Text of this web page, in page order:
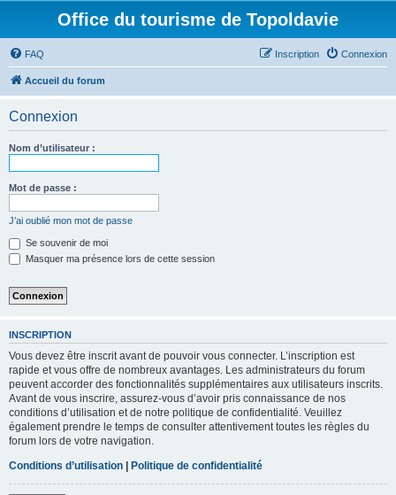
Office du tourisme de Topoldavie
FAQ Connexion
Inscription
Accueil du forum
Connexion
Nom d’utilisateur :
Mot de passe :
J’ai oublié mon mot de passe
Se souvenir de moi
Masquer ma présence lors de cette session
INSCRIPTION
Vous devez être inscrit avant de pouvoir vous connecter. L’inscription est
rapide et vous offre de nombreux avantages. Les administrateurs du forum
peuvent accorder des fonctionnalités supplémentaires aux utilisateurs inscrits.
Avant de vous inscrire, assurez-vous d’avoir pris connaissance de nos
conditions d’utilisation et de notre politique de confidentialité. Veuillez
également prendre le temps de consulter attentivement toutes les règles du
forum lors de votre navigation.
Conditions d’utilisation | Politique de confidentialité